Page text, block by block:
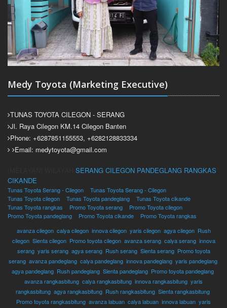
Medy Toyota (Marketing Executive)
TUNAS TOYOTA CILEGON - SERANG
Jl. Raya Cilegon KM.14 Cilegon Banten
Phone: +6287851155553, +6282128833334
Email: medytoyota@gmail.com
SERANG CILEGON PANDEGLANG RANGKAS
CIKANDE
Tunas Toyota Serang - Cilegon
Tunas Toyota Serang - Cilegon
Tunas Toyota cilegon
Tunas Toyota pandeglang
Tunas Toyota cikande
Tunas Toyota rangkas
Promo Toyota serang
Promo Toyota cilegon
Promo Toyota pandeglang
Promo Toyota cikande
Promo Toyota rangkas
avanza cilegon, calya cilegon, innova cilegon, yaris cilegon, agya cilegon, Rush
cilegon, Sienta cilegon, Promo toyota cilegon, avanza serang, calya serang, innova
serang, yaris serang, agya serang, Rush serang, Sienta serang, Promo toyota
serang, avanza pandeglang, calya pandeglang, innova pandeglang, yaris pandeglang,
agya pandeglang Rush pandeglang Sienta pandeglang Promo toyota pandeglang
avanza rangkasbitung calya rangkasbitung innova rangkasbitung yaris
rangkasbitung agya rangkasbitung Rush rangkasbitung Sienta rangkasbitung
Promo toyota rangkasbitung avanza labuan calya labuan innova labuan yaris